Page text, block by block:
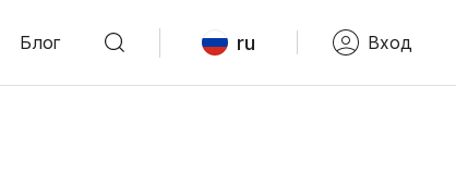
Блог ru Вход